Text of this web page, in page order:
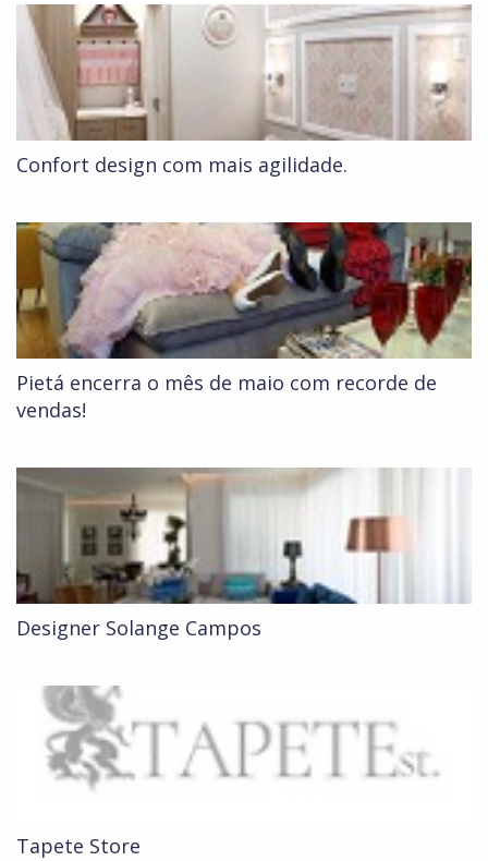
Confort design com mais agilidade.
Pietá encerra o mês de maio com recorde de
vendas!
Designer Solange Campos
Tapete Store